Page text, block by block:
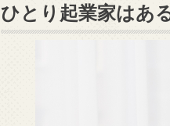
ひとり起業家はあ